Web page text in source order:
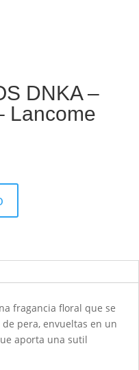
DNKA –
Lancome
fragancia floral que se
pera, envueltas en un
aporta una sutil